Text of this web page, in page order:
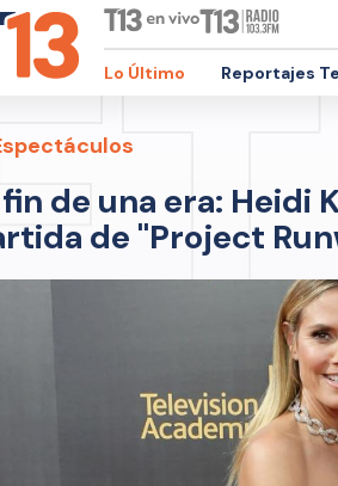
Lo Último Reportajes
fin de una era: Heidi
de "Project